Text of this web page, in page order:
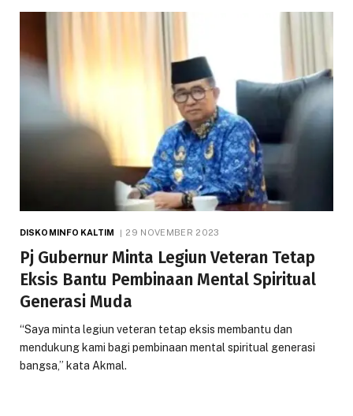
DISKOMINFO KALTIM 29 NOVEMBER 2023
Pj Gubernur Minta Legiun Veteran Tetap
Eksis Bantu Pembinaan Mental Spiritual
Generasi Muda
“Saya minta legiun veteran tetap eksis membantu dan
mendukung kami bagi pembinaan mental spiritual generasi
bangsa,” kata Akmal.